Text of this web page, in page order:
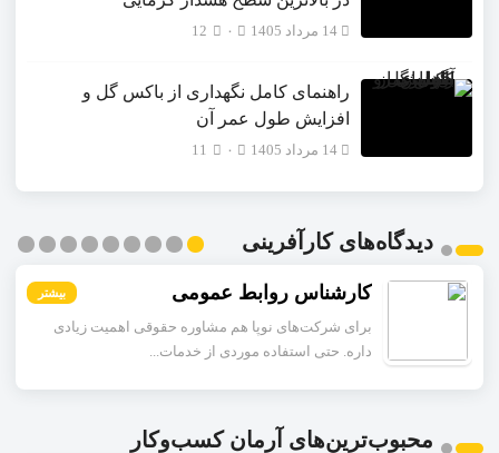
14 مرداد 1405 12
راهنمای کامل نگهداری از باکس گل و
افزایش طول عمر آن
14 مرداد 1405 11
دیدگاه‌های کارآفرینی
کارشناس روابط عمومی بیشتر
برای شرکت‌های نوپا هم مشاوره حقوقی اهمیت زیادی
داره. حتی استفاده موردی از خدمات...
بیشتر
بیشتر
بیشتر
بیشتر
بیشتر
بیشتر
بیشتر
بیشتر
محبوب‌ترین‌های آرمان کسب‌وکار